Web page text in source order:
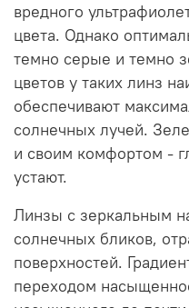
вредного
цвета. Однако
темно серые и темно
цветов у таких линз
обеспечивают
солнечных лучей.
и своим комфортом -
устают.
Линзы с зеркальным
солнечных бликов,
поверхностей.
переходом